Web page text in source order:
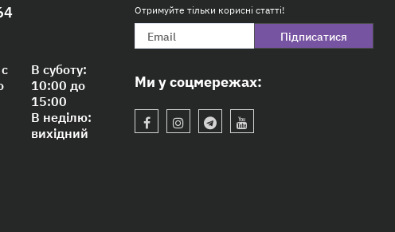
В суботу:
10:00 до
15:00
В неділю:
вихідний
Отримуйте тільки корисні статті!
Підписатися
Ми у соцмережах: